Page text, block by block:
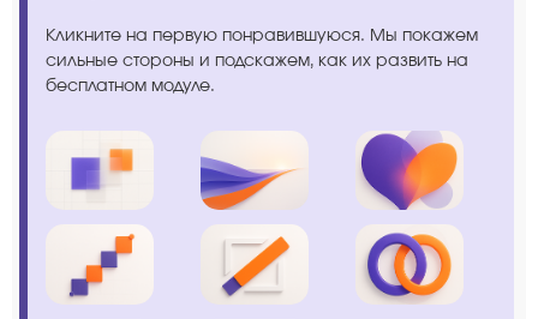
Кликните на первую понравившуюся. Мы покажем
сильные стороны и подскажем, как их развить на
бесплатном модуле.